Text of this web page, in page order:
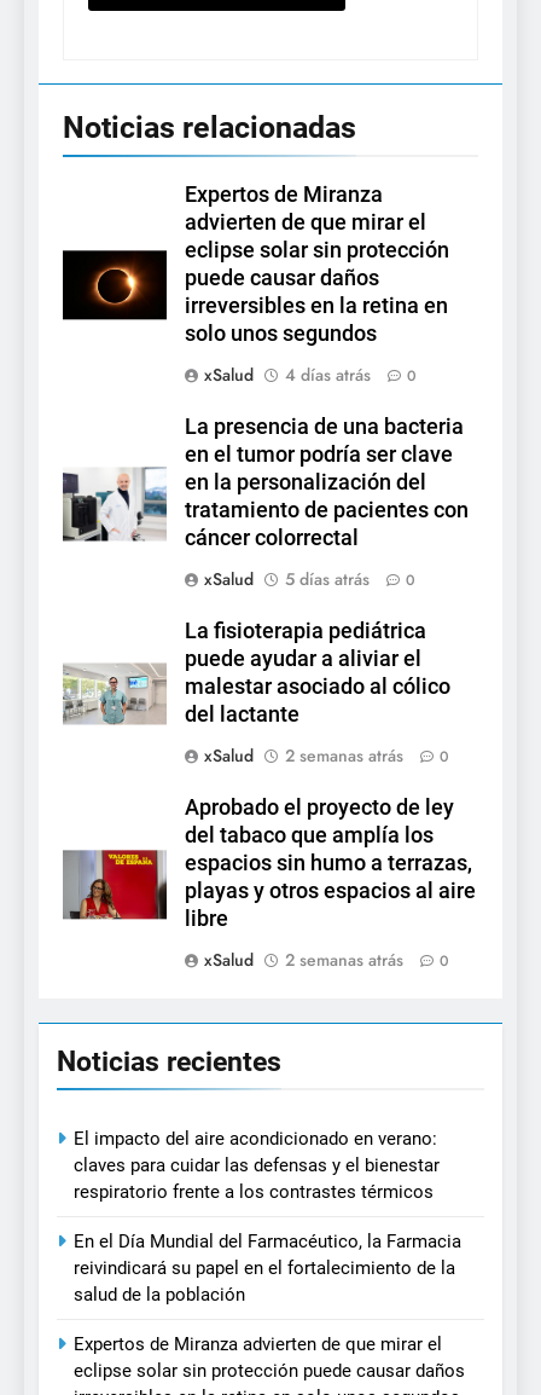
Noticias relacionadas
Expertos de Miranza
advierten de que mirar el
eclipse solar sin protección
puede causar daños
irreversibles en la retina en
solo unos segundos
xSalud
4 días atrás 0
La presencia de una bacteria
en el tumor podría ser clave
en la personalización del
tratamiento de pacientes con
cáncer colorrectal
xSalud
5 días atrás 0
La fisioterapia pediátrica
puede ayudar a aliviar el
malestar asociado al cólico
del lactante
xSalud
2 semanas atrás 0
Aprobado el proyecto de ley
del tabaco que amplía los
espacios sin humo a terrazas,
playas y otros espacios al aire
libre
xSalud
2 semanas atrás 0
Noticias recientes
El impacto del aire acondicionado en verano:
claves para cuidar las defensas y el bienestar
respiratorio frente a los contrastes térmicos
En el Día Mundial del Farmacéutico, la Farmacia
reivindicará su papel en el fortalecimiento de la
salud de la población
Expertos de Miranza advierten de que mirar el
eclipse solar sin protección puede causar daños